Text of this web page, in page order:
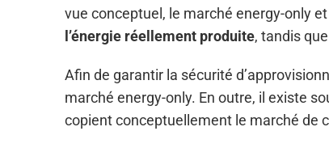
vue conceptuel, le marché energy-only
l’énergie réellement produite, tandis
Afin de garantir la sécurité
marché energy-only. En outre, il existe
copient conceptuellement le marché de